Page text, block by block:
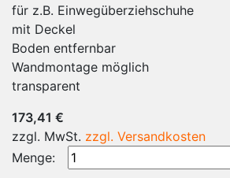
für z.B. Einwegüberziehschuhe
mit Deckel
Boden entfernbar
Wandmontage möglich
transparent
173,41 €
zzgl. MwSt. zzgl. Versandkosten
Menge: